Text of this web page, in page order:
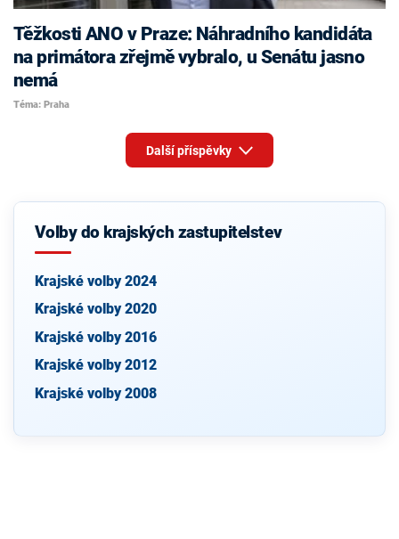
Těžkosti ANO v Praze: Náhradního kandidáta
na primátora zřejmě vybralo, u Senátu jasno
nemá
Téma: Praha
Další příspěvky
Volby do krajských zastupitelstev
Krajské volby 2024
Krajské volby 2020
Krajské volby 2016
Krajské volby 2012
Krajské volby 2008